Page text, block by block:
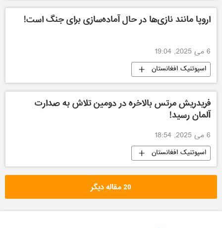
اروپا مانند نازی‌ها در حال آماده‌سازی برای جنگ است!
6 می 2025, 19:04
اسپوتنیک افغانستان
فریدریش مرتس بالاخره در دومین تلاش به صدارت
آلمان رسید!
6 می 2025, 18:54
اسپوتنیک افغانستان
20 مقاله دیگر